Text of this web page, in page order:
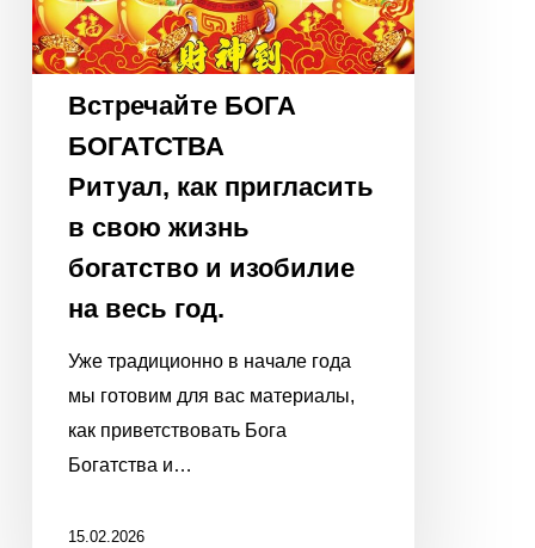
весь
год.
Встречайте БОГА
БОГАТСТВА
Ритуал, как пригласить
в свою жизнь
богатство и изобилие
на весь год.
Уже традиционно в начале года
мы готовим для вас материалы,
как приветствовать Бога
Богатства и…
15.02.2026